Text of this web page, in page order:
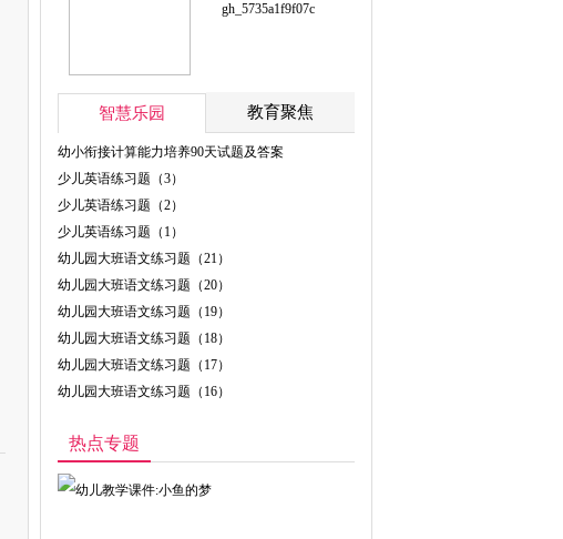
gh_5735a1f9f07c
智慧乐园 教育聚焦
幼小衔接计算能力培养90天试题及答案
少儿英语练习题（3）
少儿英语练习题（2）
少儿英语练习题（1）
幼儿园大班语文练习题（21）
幼儿园大班语文练习题（20）
幼儿园大班语文练习题（19）
幼儿园大班语文练习题（18）
幼儿园大班语文练习题（17）
幼儿园大班语文练习题（16）
热点专题